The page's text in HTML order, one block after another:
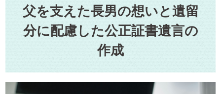
父を支えた長男の想いと遺留
分に配慮した公正証書遺言の
作成